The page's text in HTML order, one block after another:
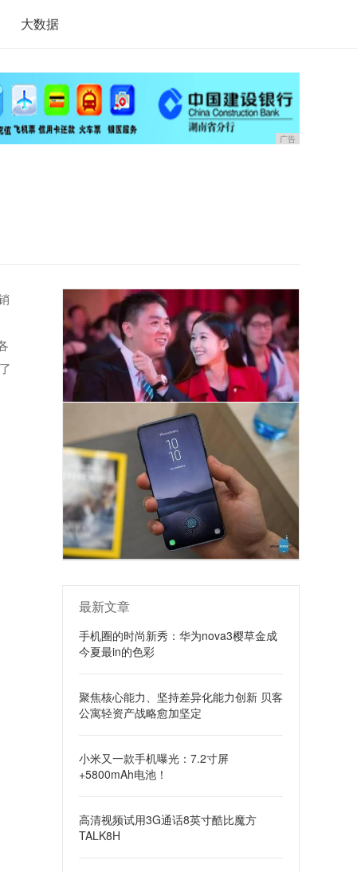
大数据
广告
最新文章
手机圈的时尚新秀：华为nova3樱草金成
今夏最in的色彩
聚焦核心能力、坚持差异化能力创新 贝客
公寓轻资产战略愈加坚定
小米又一款手机曝光：7.2寸屏
+5800mAh电池！
高清视频试用3G通话8英寸酷比魔方
TALK8H